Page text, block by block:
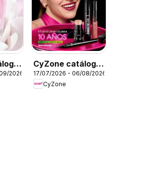
2026
CyZone catálogo
C11/2026
17/07/2026 - 06/08/2026
CyZone